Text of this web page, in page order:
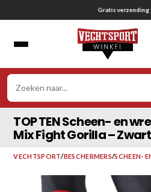
naar
Gratis verzending
TOP TEN Scheen- en
Mix Fight Gorilla –
VECHTSPORT/BESCHERMERS/SCHEEN-